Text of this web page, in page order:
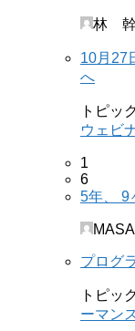
林
10月27
へ
トピッ
ウェビ
1
6
5年、 9
プログ
トピッ
ーマン